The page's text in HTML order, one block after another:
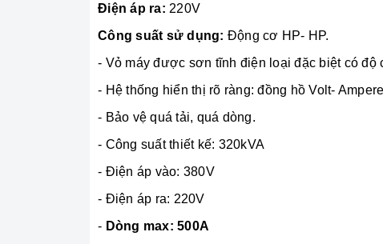
Điện áp ra: 220V
Công suất sử dụng: Động cơ HP- HP.
- Vỏ máy được sơn tĩnh điện loại đặc biệt có độ
- Hệ thống hiển thị rõ ràng: đồng hồ Volt-
- Bảo vệ quá tải, quá dòng.
- Công suất thiết kế: 320kVA
- Điện áp vào: 380V
- Điện áp ra: 220V
- Dòng max: 500A